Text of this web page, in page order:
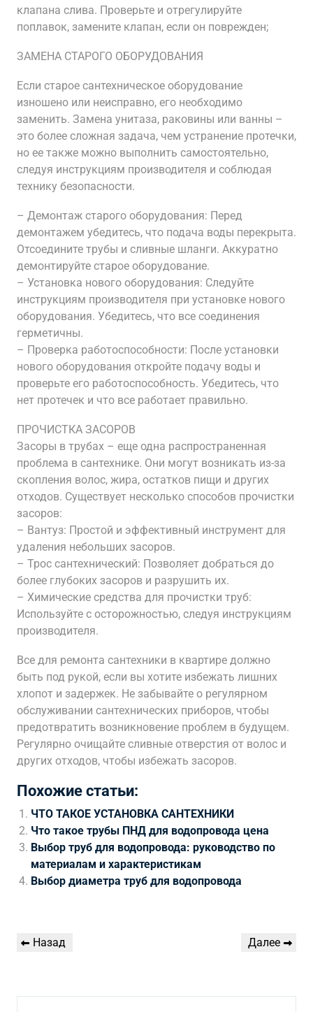
клапана слива. Проверьте и отрегулируйте
поплавок, замените клапан, если он поврежден;
ЗАМЕНА СТАРОГО ОБОРУДОВАНИЯ
Если старое сантехническое оборудование
изношено или неисправно, его необходимо
заменить. Замена унитаза, раковины или ванны –
это более сложная задача, чем устранение протечки,
но ее также можно выполнить самостоятельно,
следуя инструкциям производителя и соблюдая
технику безопасности.
– Демонтаж старого оборудования: Перед
демонтажем убедитесь, что подача воды перекрыта.
Отсоедините трубы и сливные шланги. Аккуратно
демонтируйте старое оборудование.
– Установка нового оборудования: Следуйте
инструкциям производителя при установке нового
оборудования. Убедитесь, что все соединения
герметичны.
– Проверка работоспособности: После установки
нового оборудования откройте подачу воды и
проверьте его работоспособность. Убедитесь, что
нет протечек и что все работает правильно.
ПРОЧИСТКА ЗАСОРОВ
Засоры в трубах – еще одна распространенная
проблема в сантехнике. Они могут возникать из-за
скопления волос, жира, остатков пищи и других
отходов. Существует несколько способов прочистки
засоров:
– Вантуз: Простой и эффективный инструмент для
удаления небольших засоров.
– Трос сантехнический: Позволяет добраться до
более глубоких засоров и разрушить их.
– Химические средства для прочистки труб:
Используйте с осторожностью, следуя инструкциям
производителя.
Все для ремонта сантехники в квартире должно
быть под рукой, если вы хотите избежать лишних
хлопот и задержек. Не забывайте о регулярном
обслуживании сантехнических приборов, чтобы
предотвратить возникновение проблем в будущем.
Регулярно очищайте сливные отверстия от волос и
других отходов, чтобы избежать засоров.
Похожие статьи:
ЧТО ТАКОЕ УСТАНОВКА САНТЕХНИКИ
Что такое трубы ПНД для водопровода цена
Выбор труб для водопровода: руководство по
материалам и характеристикам
Выбор диаметра труб для водопровода
Навигация
Предыдущая
Назад
Следующая
Далее